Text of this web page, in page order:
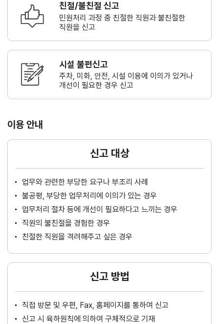
친절/불친절 신고
민원처리 과정 중 친절한 직원과불친절한
직원을 신고
시설 불편신고
주차, 미화, 안전, 시설 이용에 이의가 있거나
개선이 필요한 경우 신고
이용 안내
신고 대상
업무와 관련한 부당한 요구나 부조리 사례
불공평, 부당한 업무처리에 이의가 있는 경우
업무처리 절차 등에 개선이 필요하다고 느끼는 경우
직원의 불친절을 경험한 경우
친절한 직원을 격려해주고 싶은 경우
신고 방법
직접 방문 및 우편, Fax, 홈페이지를 통하여 신고
신고 시 육하원칙에 의하여 구체적으로 기재